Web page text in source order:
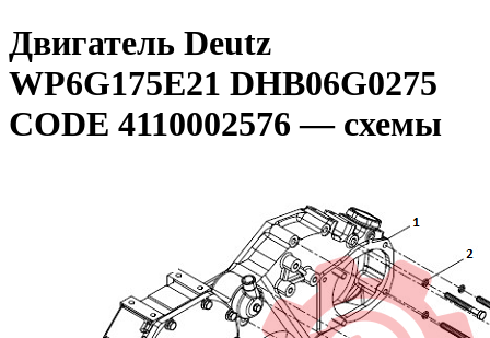
Двигатель Deutz
WP6G175E21 DHB06G0275
CODE 4110002576 — схемы